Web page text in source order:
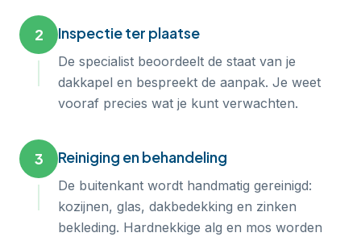
2 Inspectie ter plaatse
De specialist beoordeelt de staat van je
dakkapel en bespreekt de aanpak. Je weet
vooraf precies wat je kunt verwachten.
3 Reiniging en behandeling
De buitenkant wordt handmatig gereinigd:
kozijnen, glas, dakbedekking en zinken
bekleding. Hardnekkige alg en mos worden